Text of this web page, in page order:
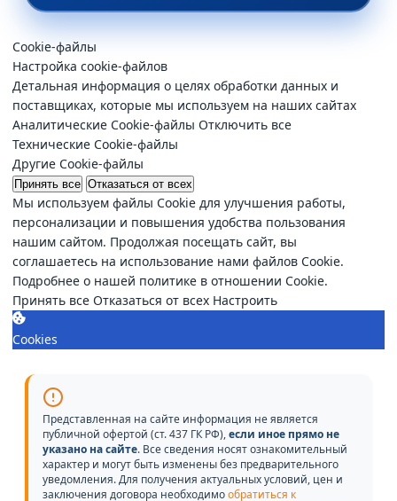
Cookie-файлы
Настройка cookie-файлов
Детальная информация о целях обработки данных и
поставщиках, которые мы используем на наших сайтах
Аналитические Cookie-файлы Отключить все
Технические Cookie-файлы
Другие Cookie-файлы
Принять все Отказаться от всех
Мы используем файлы Cookie для улучшения работы,
персонализации и повышения удобства пользования
нашим сайтом. Продолжая посещать сайт, вы
соглашаетесь на использование нами файлов Cookie.
Подробнее о нашей политике в отношении Cookie.
Принять все Отказаться от всех Настроить
Cookies
Представленная на сайте информация не является
публичной офертой (ст. 437 ГК РФ),если иное прямо не
указано на сайте. Все сведения носят ознакомительный
характер и могут быть изменены без предварительного
уведомления. Для получения актуальных условий, цен и
заключения договора необходимообратиться к